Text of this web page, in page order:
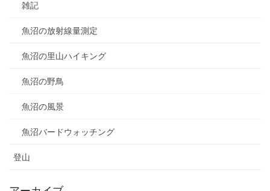
雑記
魚沼の放射線量測定
魚沼の里山ハイキング
魚沼の野鳥
魚沼の風景
魚沼バードウォッチング
登山